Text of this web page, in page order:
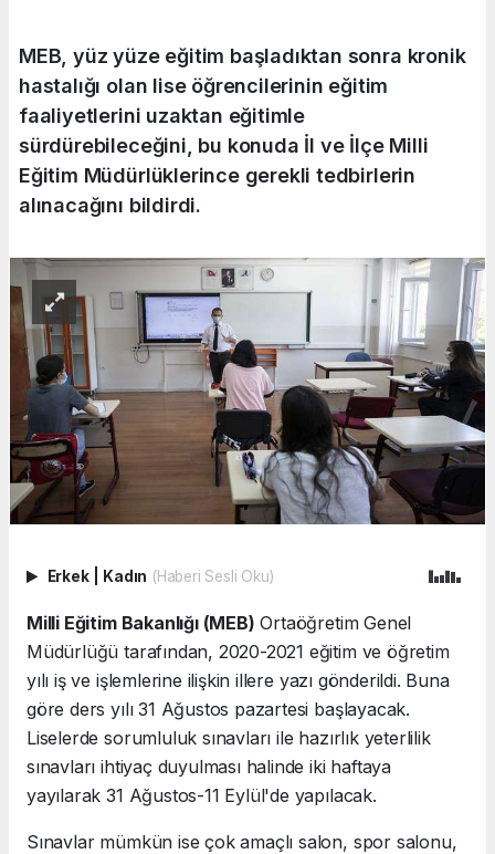
MEB, yüz yüze eğitim başladıktan sonra kronik
hastalığı olan lise öğrencilerinin eğitim
faaliyetlerini uzaktan eğitimle
sürdürebileceğini, bu konuda İl ve İlçe Milli
Eğitim Müdürlüklerince gerekli tedbirlerin
alınacağını bildirdi.
Erkek Kadın (Haberi Sesli Oku)
Milli Eğitim Bakanlığı (MEB) Ortaöğretim Genel
Müdürlüğü tarafından, 2020-2021 eğitim ve öğretim
yılı iş ve işlemlerine ilişkin illere yazı gönderildi. Buna
göre ders yılı 31 Ağustos pazartesi başlayacak.
Liselerde sorumluluk sınavları ile hazırlık yeterlilik
sınavları ihtiyaç duyulması halinde iki haftaya
yayılarak 31 Ağustos-11 Eylül'de yapılacak.
Sınavlar mümkün ise çok amaçlı salon, spor salonu,